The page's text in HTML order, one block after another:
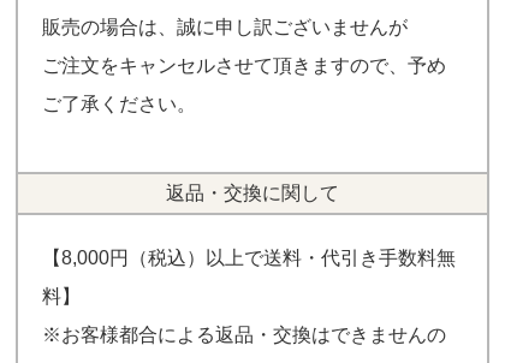
販売の場合は、誠に申し訳ございませんが
ご注文をキャンセルさせて頂きますので、予め
ご了承ください。
返品・交換に関して
【8,000円（税込）以上で送料・代引き手数料無
料】
※お客様都合による返品・交換はできませんの